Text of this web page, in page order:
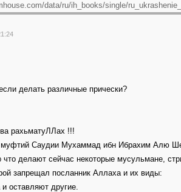
data/ru/ih_books/single/
делать различные прически?
рахьматуЛЛах !!!
муфтий Саудии Мухаммад ибн Ибрахим Алю
что делают сейчас некоторые мусульмане,
запрещал посланник Аллаха и их виды:
оставляют другие.